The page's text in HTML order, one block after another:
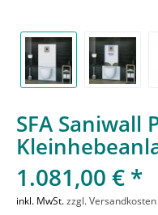
SFA Saniwall
1.081,00 € *
inkl. MwSt.zzgl. Versandkosten